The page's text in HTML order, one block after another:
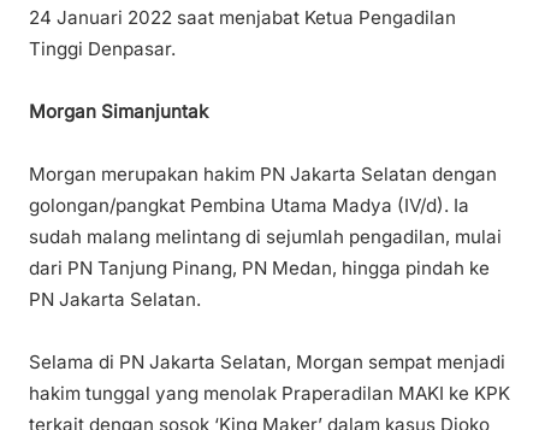
24 Januari 2022 saat menjabat Ketua Pengadilan
Tinggi Denpasar.
Morgan Simanjuntak
Morgan merupakan hakim PN Jakarta Selatan dengan
golongan/pangkat Pembina Utama Madya (IV/d). Ia
sudah malang melintang di sejumlah pengadilan, mulai
dari PN Tanjung Pinang, PN Medan, hingga pindah ke
PN Jakarta Selatan.
Selama di PN Jakarta Selatan, Morgan sempat menjadi
hakim tunggal yang menolak Praperadilan MAKI ke KPK
terkait dengan sosok ‘King Maker’ dalam kasus Djoko